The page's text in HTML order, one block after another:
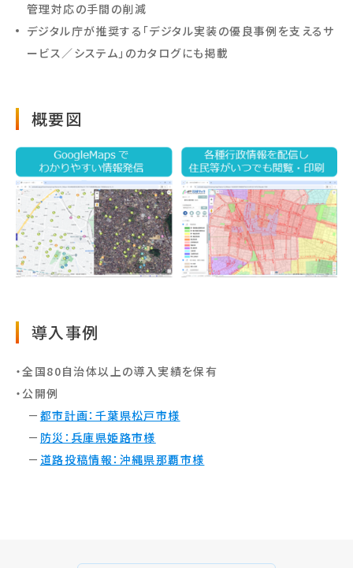
管理対応の手間の削減
デジタル庁が推奨する「デジタル実装の優良事例を支えるサ
ービス／システム」のカタログにも掲載
概要図
導⼊事例
・全国80自治体以上の導入実績を保有
・公開例
－ 都市計画：千葉県松戸市様
－ 防災：兵庫県姫路市様
－ 道路投稿情報：沖縄県那覇市様